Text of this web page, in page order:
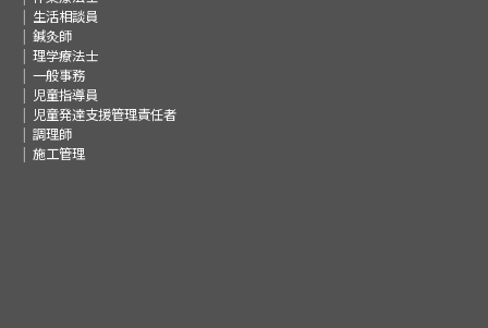
生活相談員
鍼灸師
理学療法士
一般事務
児童指導員
児童発達支援管理責任者
調理師
施工管理